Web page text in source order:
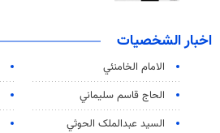
اخبار الشخصيات
الامام الخامنئي
الحاج قاسم سليماني
السید عبدالملک الحوثي